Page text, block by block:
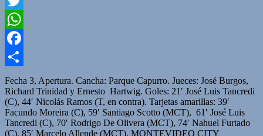
Twitter
WhatsApp
Facebook
Compartir
Fecha 3, Apertura. Cancha: Parque Capurro. Jueces: José Burgos,
Richard Trinidad y Ernesto Hartwig. Goles: 21′ José Luis Tancredi
(C), 44′ Nicolás Ramos (T, en contra). Tarjetas amarillas: 39′
Facundo Moreira (C), 59′ Santiago Scotto (MCT), 61′ José Luis
Tancredi (C), 70′ Rodrigo De Olivera (MCT), 74′ Nahuel Furtado
(C), 85′ Marcelo Allende (MCT). MONTEVIDEO CITY